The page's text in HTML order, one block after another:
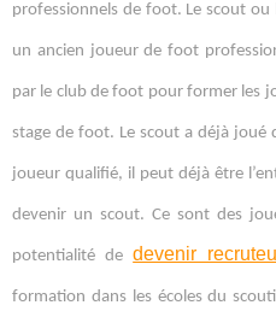
professionnels de foot. Le scout
un ancien joueur de foot
par le club de foot pour former les
stage de foot. Le scout a déjà joué
joueur qualifié, il peut déjà être
devenir un scout. Ce sont des
potentialité dedevenir
formation dans les écoles du